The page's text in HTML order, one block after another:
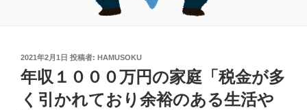
投
稿
日:
2021年2月1日 投稿者: HAMUSOKU
年収１０００万円の家庭「税金が多
く引かれており余裕のある生活や